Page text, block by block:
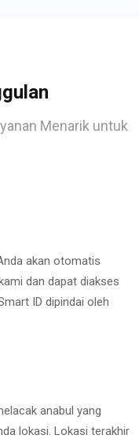
Menarik untuk
akan otomatis
dan dapat diakses
ID dipindai oleh
anabul yang
lokasi. Lokasi terakhir